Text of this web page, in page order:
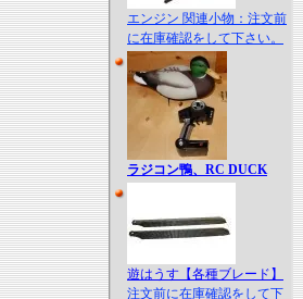
エンジン 関連小物：注文前
に在庫確認をして下さい。
ラジコン鴨、RC DUCK
遊はうす【各種ブレード】
注文前に在庫確認をして下